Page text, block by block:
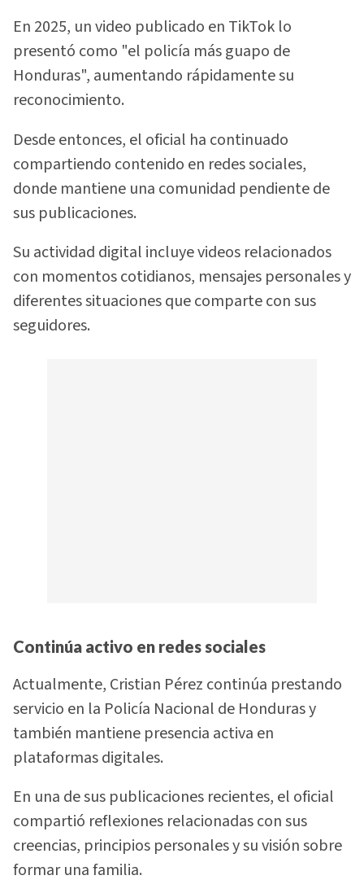
En 2025, un video publicado en TikTok lo
presentó como "el policía más guapo de
Honduras", aumentando rápidamente su
reconocimiento.
Desde entonces, el oficial ha continuado
compartiendo contenido en redes sociales,
donde mantiene una comunidad pendiente de
sus publicaciones.
Su actividad digital incluye videos relacionados
con momentos cotidianos, mensajes personales y
diferentes situaciones que comparte con sus
seguidores.
Continúa activo en redes sociales
Actualmente, Cristian Pérez continúa prestando
servicio en la Policía Nacional de Honduras y
también mantiene presencia activa en
plataformas digitales.
En una de sus publicaciones recientes, el oficial
compartió reflexiones relacionadas con sus
creencias, principios personales y su visión sobre
formar una familia.